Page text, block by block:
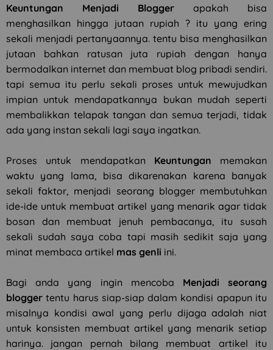
Keuntungan Menjadi Blogger apakah bisa
menghasilkan hingga jutaan rupiah ? itu yang ering
sekali menjadi pertanyaannya. tentu bisa menghasilkan
jutaan bahkan ratusan juta rupiah dengan hanya
bermodalkan internet dan membuat blog pribadi sendiri.
tapi semua itu perlu sekali proses untuk mewujudkan
impian untuk mendapatkannya bukan mudah seperti
membalikkan telapak tangan dan semua terjadi, tidak
ada yang instan sekali lagi saya ingatkan.
Proses untuk mendapatkan Keuntungan memakan
waktu yang lama, bisa dikarenakan karena banyak
sekali faktor, menjadi seorang blogger membutuhkan
ide-ide untuk membuat artikel yang menarik agar tidak
bosan dan membuat jenuh pembacanya, itu susah
sekali sudah saya coba tapi masih sedikit saja yang
minat membaca artikel mas genli ini.
Bagi anda yang ingin mencoba Menjadi seorang
blogger tentu harus siap-siap dalam kondisi apapun itu
misalnya kondisi awal yang perlu dijaga adalah niat
untuk konsisten membuat artikel yang menarik setiap
harinya. jangan pernah bilang membuat artikel itu